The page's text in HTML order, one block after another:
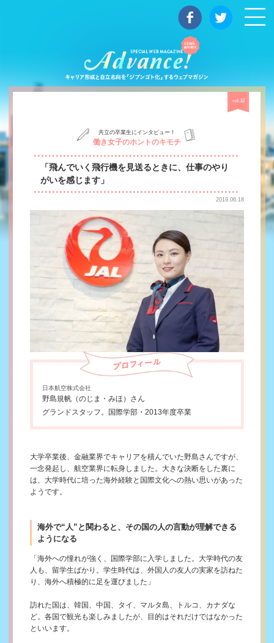
ジン
vol.32
共立の卒業生にインタビュー！
働き女子のホントのキモチ
「飛んでいく飛行機を見送るときに、仕事のやり
がいを感じます」
2019.06.18
日本航空株式会社
野島規帆（のじま・みほ）さん
グランドスタッフ。国際学部・2013年度卒業
大学卒業後、金融業界でキャリアを積んでいた野島さんですが、
一念発起し、航空業界に転身しました。大きな決断をした裏に
は、大学時代に培った海外経験と国際文化への熱い思いがあった
ようです。
海外で“人”と関わると、その国の人の言動が理解できる
ようになる
「海外への憧れが強く、国際学部に入学しました。大学時代の友
人も、留学生ばかり。学生時代は、外国人の友人の実家を訪ねた
り、海外へ積極的に足を運びました」
訪れた国は、韓国、中国、タイ、マルタ島、トルコ、カナダな
ど。各国で観光も楽しみましたが、目的はそれだけではなかった
といいます。